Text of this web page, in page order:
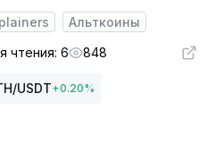
Альткоины
чтения: 6 848
/USDT+0.20%